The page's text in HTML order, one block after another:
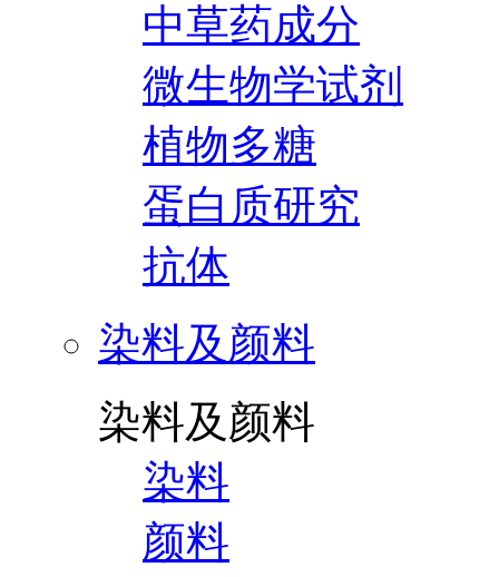
中草药成分
微生物学试剂
植物多糖
蛋白质研究
抗体
染料及颜料
染料及颜料
染料
颜料